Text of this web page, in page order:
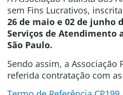
sem Fins Lucrativos,
26 de maio e 02 de junho
Serviços de Atendimento
São Paulo.
Sendo assim, a
referida contratação com